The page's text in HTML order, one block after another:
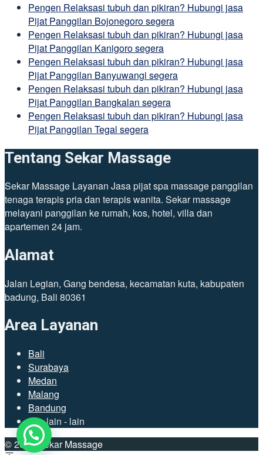
Pengen Relaksasi tubuh dan pikiran? Hubungi jasa
Pijat Panggilan Bojonegoro segera
Pengen Relaksasi tubuh dan pikiran? Hubungi jasa
Pijat Panggilan Kanigoro segera
Pengen Relaksasi tubuh dan pikiran? Hubungi jasa
Pijat Panggilan Banyuwangi segera
Pengen Relaksasi tubuh dan pikiran? Hubungi jasa
Pijat Panggilan Bangkalan segera
Pengen Relaksasi tubuh dan pikiran? Hubungi jasa
Pijat Panggilan Tegal segera
Tentang Sekar Massage
Sekar Massage Layanan Jasa pijat spa massage panggilan
tenaga terapis pria dan terapis wanita. Sekar massage
melayani panggilan ke rumah, kos, hotel, villa dan
apartemen 24 jam.
Alamat
Jalan Legian, Gang bendesa, kecamatan kuta, kabupaten
badung, Bali 80361
Area Layanan
Bali
Surabaya
Medan
Malang
Bandung
dan lain - lain
© 2023 Sekar Massage